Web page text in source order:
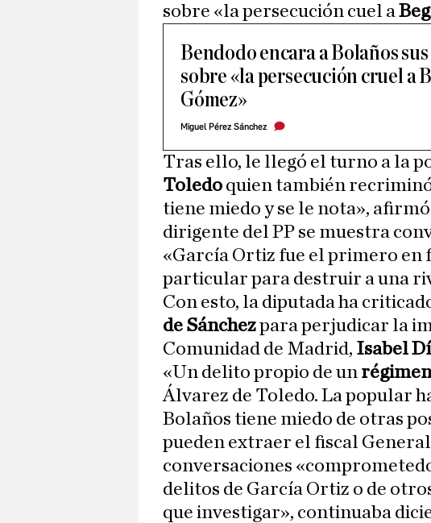
sobre «la persecución cuel a
Bendodo encara a Bolaños
sobre «la persecución cruel a
Gómez»
Miguel Pérez Sánchez
Tras ello, le llegó el turno a la
Toledo quien también
tiene miedo y se le nota»,
dirigente del PP se muestra
«García Ortiz fue el primero en
particular para destruir a una
Con esto, la diputada ha
de Sánchezpara perjudicar la
Comunidad de Madrid, Isabel
«Un delito propio de un
Álvarez de Toledo. La popular
Bolaños tiene miedo de otras
pueden extraer el fiscal
conversaciones
delitos de García Ortiz o de
que investigar», continuaba